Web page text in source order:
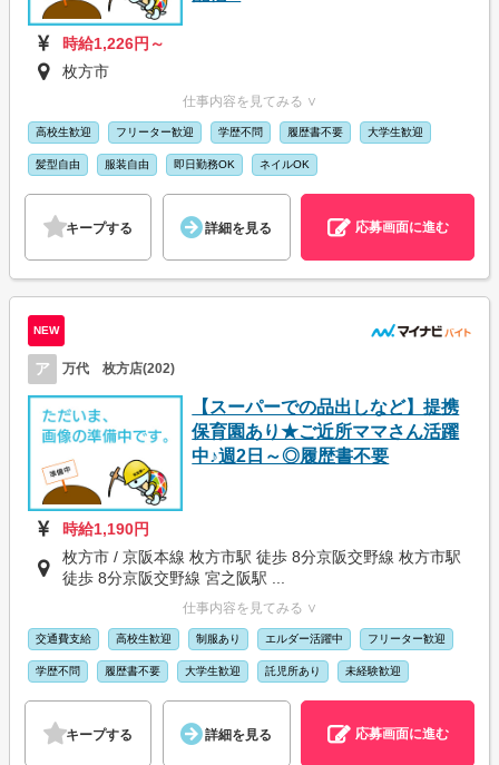
時給1,226円～
枚方市
仕事内容を見てみる ∨
高校生歓迎 フリーター歓迎 学歴不問 履歴書不要 大学生歓迎
髪型自由 服装自由 即日勤務OK ネイルOK
キープする 詳細を見る 応募画面に進む
NEW
ア 万代 枚方店(202)
【スーパーでの品出しなど】提携
保育園あり★ご近所ママさん活躍
中♪週2日～◎履歴書不要
時給1,190円
枚方市 / 京阪本線 枚方市駅 徒歩 8分京阪交野線 枚方市駅
徒歩 8分京阪交野線 宮之阪駅 ...
仕事内容を見てみる ∨
交通費支給 高校生歓迎 制服あり エルダー活躍中 フリーター歓迎
学歴不問 履歴書不要 大学生歓迎 託児所あり 未経験歓迎
キープする 詳細を見る 応募画面に進む